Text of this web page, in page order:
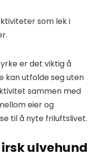
som lek i
er det viktig å
kan utfolde seg uten
sammen med
eier og
til å nyte friluftslivet.
ulvehund